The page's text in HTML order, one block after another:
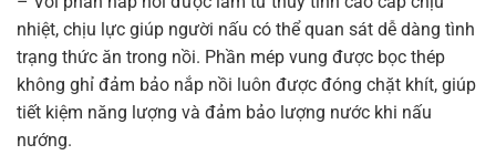
nhiệt, chịu lực giúp người nấu có thể quan sát dễ dàng tình
trạng thức ăn trong nồi. Phần mép vung được bọc thép
không ghỉ đảm bảo nắp nồi luôn được đóng chặt khít, giúp
tiết kiệm năng lượng và đảm bảo lượng nước khi nấu
nướng.